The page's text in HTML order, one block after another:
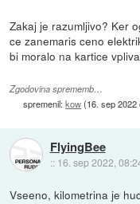
Zakaj je razumljivo? Ker
ce zanemaris ceno
bi moralo na kartice
Zgodovina sprememb…
spremenil:kow(16. sep 2022
FlyingBee
:: 16. sep 2022,
Vseeno, kilometrina je